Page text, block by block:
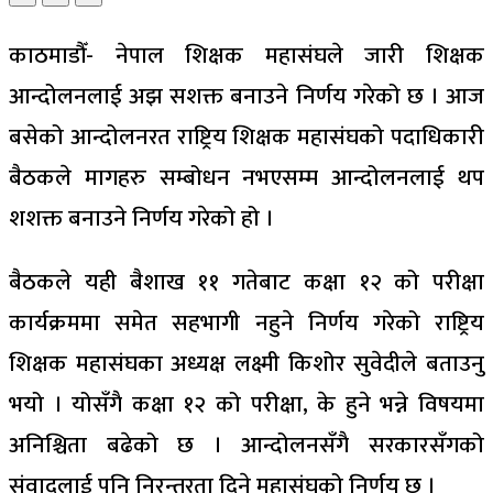
काठमाडौँ- नेपाल शिक्षक महासंघले जारी शिक्षक
आन्दोलनलाई अझ सशक्त बनाउने निर्णय गरेको छ । आज
बसेको आन्दोलनरत राष्ट्रिय शिक्षक महासंघको पदाधिकारी
बैठकले मागहरु सम्बोधन नभएसम्म आन्दोलनलाई थप
शशक्त बनाउने निर्णय गरेको हो ।
बैठकले यही बैशाख ११ गतेबाट कक्षा १२ को परीक्षा
कार्यक्रममा समेत सहभागी नहुने निर्णय गरेको राष्ट्रिय
शिक्षक महासंघका अध्यक्ष लक्ष्मी किशोर सुवेदीले बताउनु
भयो । योसँगै कक्षा १२ को परीक्षा, के हुने भन्ने विषयमा
अनिश्चिता बढेको छ । आन्दोलनसँगै सरकारसँगको